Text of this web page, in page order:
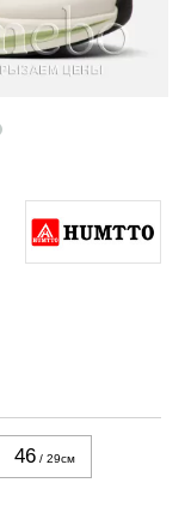
46/ 29см